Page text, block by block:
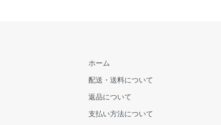
ホーム
配送・送料について
返品について
支払い方法について